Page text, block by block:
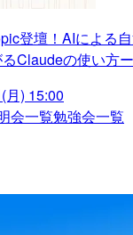
登壇！AIによる
Claudeの使い方ー
月) 15:00
会一覧勉強会一覧